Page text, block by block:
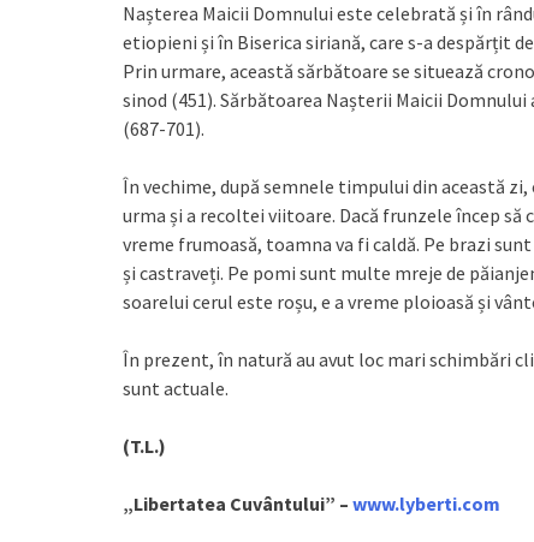
Nașterea Maicii Domnului este celebrată și în
etiopieni și în Biserica siriană, care s-a despărțit
Prin urmare, această sărbătoare se situează
sinod (451). Sărbătoarea Nașterii Maicii
(687-701).
În vechime, după semnele timpului din această
urma și a recoltei viitoare. Dacă frunzele încep să
vreme frumoasă, toamna va fi caldă. Pe brazi
și castraveți. Pe pomi sunt multe mreje de
soarelui cerul este roșu, e a vreme ploioasă și
În prezent, în natură au avut loc mari schimbări
sunt actuale.
(T.L.)
„Libertatea Cuvântului” – www.lyberti.com